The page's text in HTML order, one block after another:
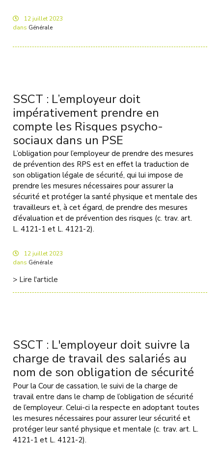
12 juillet 2023
dans Générale
SSCT : L’employeur doit
impérativement prendre en
compte les Risques psycho-
sociaux dans un PSE
L’obligation pour l’employeur de prendre des mesures
de prévention des RPS est en effet la traduction de
son obligation légale de sécurité, qui lui impose de
prendre les mesures nécessaires pour assurer la
sécurité et protéger la santé physique et mentale des
travailleurs et, à cet égard, de prendre des mesures
d’évaluation et de prévention des risques (c. trav. art.
L. 4121-1 et L. 4121-2).
12 juillet 2023
dans Générale
> Lire l'article
SSCT : L'employeur doit suivre la
charge de travail des salariés au
nom de son obligation de sécurité
Pour la Cour de cassation, le suivi de la charge de
travail entre dans le champ de l’obligation de sécurité
de l’employeur. Celui-ci la respecte en adoptant toutes
les mesures nécessaires pour assurer leur sécurité et
protéger leur santé physique et mentale (c. trav. art. L.
4121-1 et L. 4121-2).